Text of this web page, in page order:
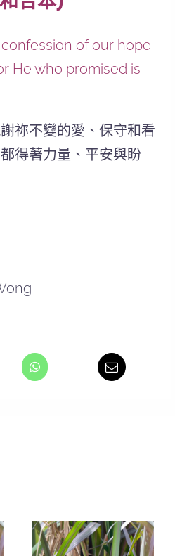
of our hope
He who promised is
祢不變的愛、保守和看
得著力量、平安與盼